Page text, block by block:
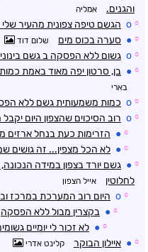
והגנים.
אמליה
☼
o הגשם טיפה צפונית מהעיר
☼
● סערה בכוס מים שלום דוד
☼
o גשום ללא הפסקה ב גשם
☼
● בן, סרטון יפה מאוד באמת
בארי
☼
o כמות משמעותית גשם ללא
☼
o רוב הסיכוים שהצפון היום
☼
● הזרימות כעת בנחל ארזים
☼
● לא הכל מצפין... זה גושים
☼
● גשם יורד בצפון במידה
לחלוטין
אייל הצפון
☼
o היום רוב המערכת במרכז
☼
● בקצרין מבול ללא הפסקה
☼
● לא זכור לי יומיים
☼
● איילון הבוקר קלינט אדרי